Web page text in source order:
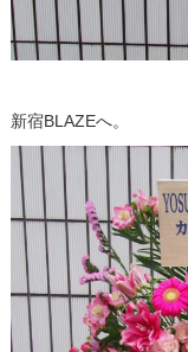
新宿BLAZEへ。